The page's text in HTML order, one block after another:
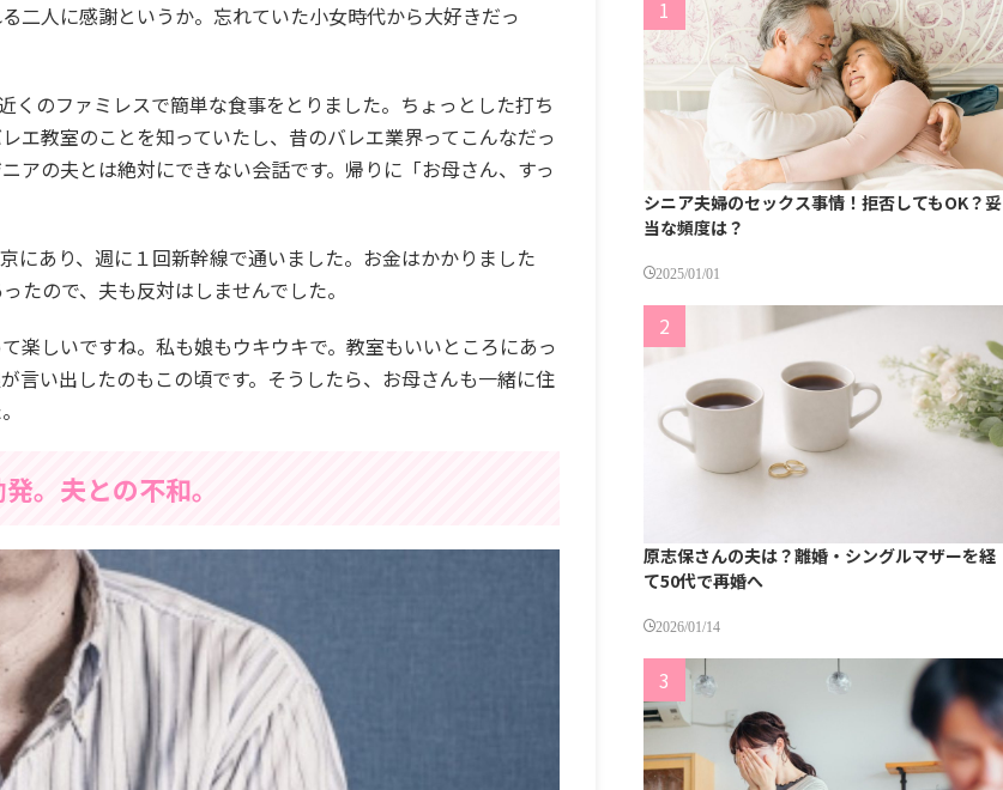
二人に感謝というか。忘れていた小女時代から大好きだっ
のファミレスで簡単な食事をとりました。ちょっとした打ち
エ教室のことを知っていたし、昔のバレエ業界ってこんなだっ
アの夫とは絶対にできない会話です。帰りに「お母さん、すっ
にあり、週に１回新幹線で通いました。お金はかかりました
たので、夫も反対はしませんでした。
楽しいですね。私も娘もウキウキで。教室もいいところにあっ
言い出したのもこの頃です。そうしたら、お母さんも一緒に住
。夫との不和。
シニア夫婦のセックス事情！拒否してもOK？妥
当な頻度は？
2025/01/01
原志保さんの夫は？離婚・シングルマザーを経
て50代で再婚へ
2026/01/14